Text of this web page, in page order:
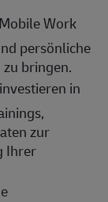
Work
persönliche
bringen.
in
zur
Ihrer